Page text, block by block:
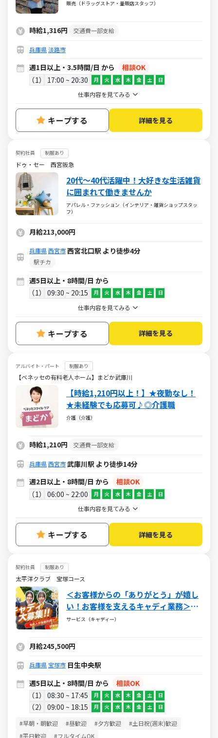
販売（ドラッグストア・量販店スタッフ）
時給1,316円 交通費一部支給
兵庫県淡路市
週1日以上・3.5時間/日 から
相談OK
1
17:00 ~ 20:30 月 火 水 木 金 土 日
仕事内容を見てみる
キープする 詳細を見る
契約社員 制服あり
ドゥ・セー 西宮阪急
20代～40代活躍中！大好きな生活雑貨
に囲まれて働きませんか
アパレル・ファッション（インテリア・雑貨ショップスタッ
フ）
月給213,000円
兵庫県西宮市西宮北口駅 より徒歩4分
駅チカ
週5日以上・8時間/日 から
1
09:30 ~ 20:15 月 火 水 木 金 土 日
仕事内容を見てみる
キープする 詳細を見る
アルバイト・パート 制服あり
【ベネッセの有料老人ホーム】まどか武庫川
【時給1,210円以上！】★夜勤なし！
★未経験でも応募可♪◎介護職
介護（介護）
時給1,210円 交通費一部支給
兵庫県西宮市武庫川駅 より徒歩14分
週2日以上・8時間/日 から
相談OK
1
06:00 ~ 22:00 月 火 水 木 金 土 日
仕事内容を見てみる
キープする 詳細を見る
契約社員 制服あり
太平洋クラブ 宝塚コース
＜お客様からの「ありがとう」が嬉し
い！お客様を支えるキャディ業務＞経
験者歓迎！接客スキル習得＆体を動か
サービス（キャディー）
月給245,500円
兵庫県 宝塚市 日生中央駅
週5日以上・8時間/日 から
相談OK
1
08:30 ~ 17:45 月 火 水 木 金 土 日
2 09:00 ~ 18:15 月 火 水 木 金 土 日
#早朝・朝歓迎 #昼歓迎 #夕方歓迎
#土日祝(週末)歓迎
#平日歓迎
#フルタイムOK